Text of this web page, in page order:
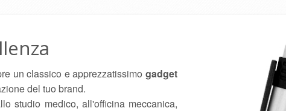
un classico e apprezzatissimo gadget
del tuo brand.
studio medico, all'officina meccanica,